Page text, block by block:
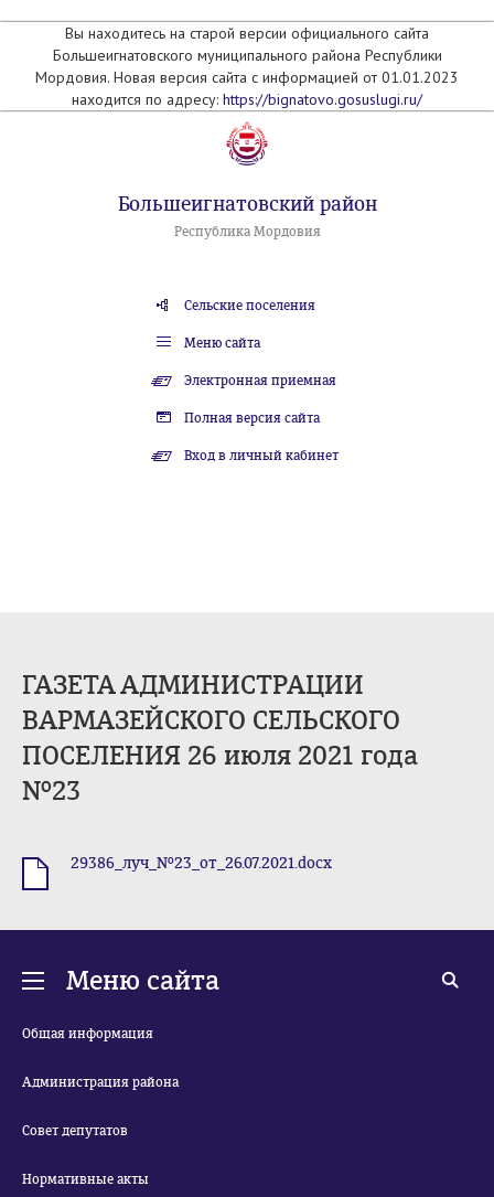
Вы находитесь на старой версии официального сайта
Большеигнатовского муниципального района Республики
Мордовия. Новая версия сайта с информацией от 01.01.2023
находится по адресу: https://bignatovo.gosuslugi.ru/
Большеигнатовский район
Республика Мордовия
Сельские поселения
Меню сайта
Электронная приемная
Полная версия сайта
Вход в личный кабинет
ГАЗЕТА АДМИНИСТРАЦИИ
ВАРМАЗЕЙСКОГО СЕЛЬСКОГО
ПОСЕЛЕНИЯ 26 июля 2021 года
№23
29386_луч_№23_от_26.07.2021.docx
Меню сайта
Общая информация
Администрация района
Совет депутатов
Нормативные акты